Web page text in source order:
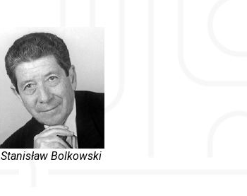
Stanisław Bolkowski